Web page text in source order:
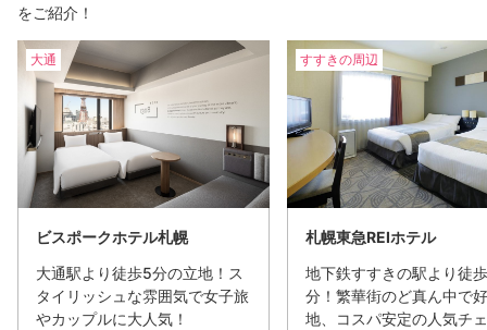
をご紹介！
大通
ビスポークホテル札幌
大通駅より徒歩5分の立地！ス
タイリッシュな雰囲気で女子旅
やカップルに大人気！
すすきの周辺
札幌東急REIホテル
地下鉄すすきの駅より徒
分！繁華街のど真ん中で
地、コスパ安定の人気チ